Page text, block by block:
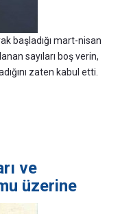
başladığı mart-nisan
sayıları boş verin,
zaten kabul etti.
ve
üzerine